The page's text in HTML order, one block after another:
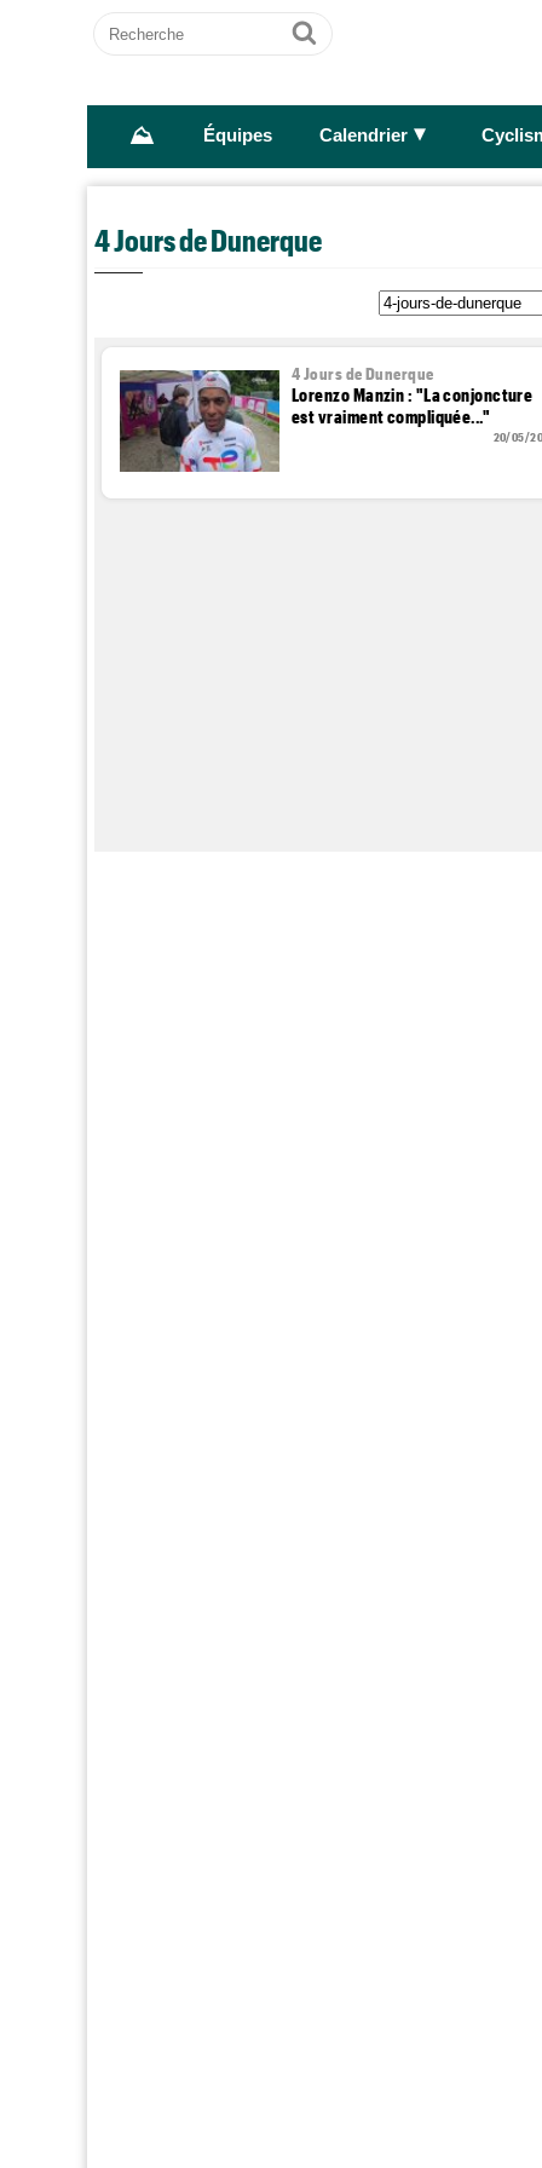
Recherche
Ok
⛰ Équipes Calendrier ►
4 Jours de Dunerque
4 Jours de Dunerque
Lorenzo Manzin : "La conjoncture
est vraiment compliquée..."
20/05/